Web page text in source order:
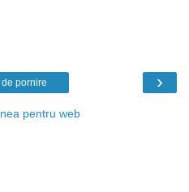
›
pornire
pentru web